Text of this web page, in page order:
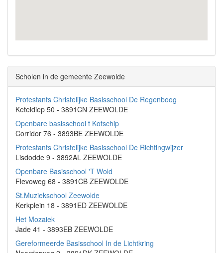
Scholen in de gemeente Zeewolde
Protestants Christelijke Basisschool De Regenboog
Keteldiep 50 - 3891CN ZEEWOLDE
Openbare basisschool t Kofschip
Corridor 76 - 3893BE ZEEWOLDE
Protestants Christelijke Basisschool De Richtingwijzer
Lisdodde 9 - 3892AL ZEEWOLDE
Openbare Basisschool 'T Wold
Flevoweg 68 - 3891CB ZEEWOLDE
St.Muziekschool Zeewolde
Kerkplein 18 - 3891ED ZEEWOLDE
Het Mozaiek
Jade 41 - 3893EB ZEEWOLDE
Gereformeerde Basisschool In de Lichtkring